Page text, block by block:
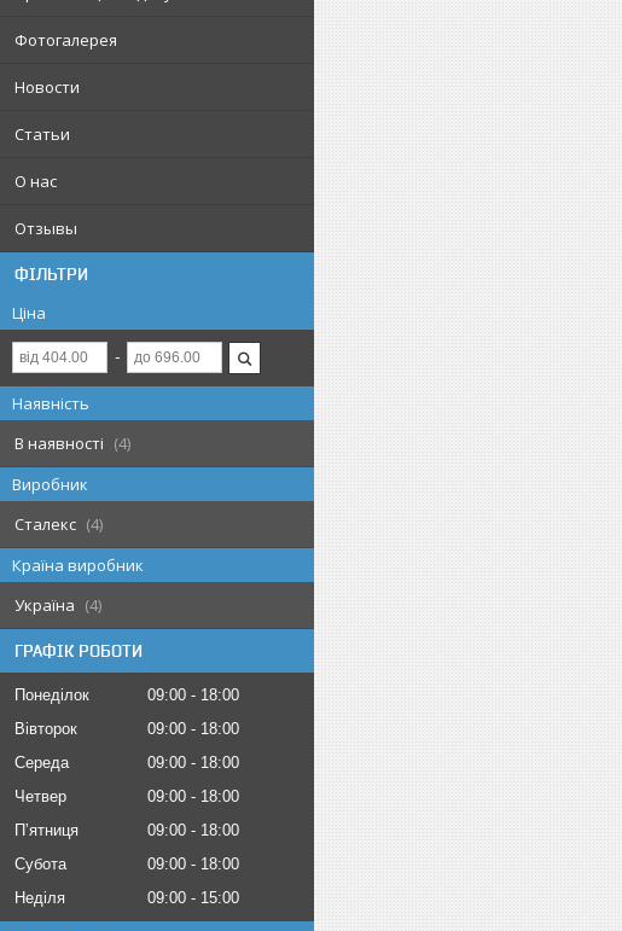
Фотогалерея
Новости
Статьи
О нас
Отзывы
ФІЛЬТРИ
Ціна
Наявність
В наявності
4
Виробник
Сталекс
4
Країна виробник
Україна
4
ГРАФІК РОБОТИ
Понеділок 09:00
18:00
Вівторок
09:00
18:00
Середа
09:00
18:00
Четвер
09:00
18:00
Пʼятниця
09:00
18:00
Субота
09:00
18:00
Неділя
09:00 15:00